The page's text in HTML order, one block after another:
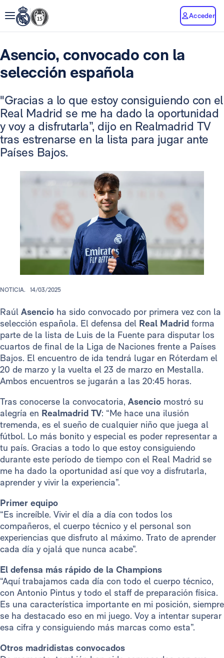
Acceder
Asencio, convocado con la
selección española
"Gracias a lo que estoy consiguiendo con el
Real Madrid se me ha dado la oportunidad
y voy a disfrutarla”, dijo en Realmadrid TV
tras estrenarse en la lista para jugar ante
Países Bajos.
NOTICIA. 14/03/2025
Raúl Asencio ha sido convocado por primera vez con la
selección española. El defensa del Real Madrid forma
parte de la lista de Luis de la Fuente para disputar los
cuartos de final de la Liga de Naciones frente a Países
Bajos. El encuentro de ida tendrá lugar en Róterdam el
20 de marzo y la vuelta el 23 de marzo en Mestalla.
Ambos encuentros se jugarán a las 20:45 horas.
Tras conocerse la convocatoria, Asencio mostró su
alegría en Realmadrid TV: “Me hace una ilusión
tremenda, es el sueño de cualquier niño que juega al
fútbol. Lo más bonito y especial es poder representar a
tu país. Gracias a todo lo que estoy consiguiendo
durante este período de tiempo con el Real Madrid se
me ha dado la oportunidad así que voy a disfrutarla,
aprender y vivir la experiencia”.
Primer equipo
“Es increíble. Vivir el día a día con todos los
compañeros, el cuerpo técnico y el personal son
experiencias que disfruto al máximo. Trato de aprender
cada día y ojalá que nunca acabe”.
El defensa más rápido de la Champions
“Aquí trabajamos cada día con todo el cuerpo técnico,
con Antonio Pintus y todo el staff de preparación física.
Es una característica importante en mi posición, siempre
se ha destacado eso en mi juego. Voy a intentar superar
esa cifra y consiguiendo más marcas como esta”.
Otros madridistas convocados